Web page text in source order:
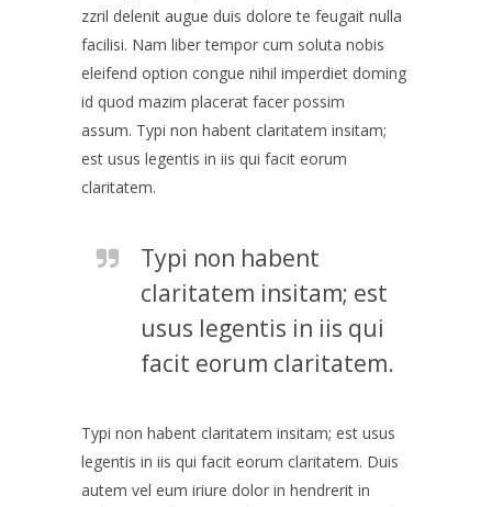
zzril delenit augue duis dolore te feugait nulla
facilisi. Nam liber tempor cum soluta nobis
eleifend option congue nihil imperdiet doming
id quod mazim placerat facer possim
assum. Typi non habent claritatem insitam;
est usus legentis in iis qui facit eorum
claritatem.
Typi non habent
claritatem insitam; est
usus legentis in iis qui
facit eorum claritatem.
Typi non habent claritatem insitam; est usus
legentis in iis qui facit eorum claritatem. Duis
autem vel eum iriure dolor in hendrerit in